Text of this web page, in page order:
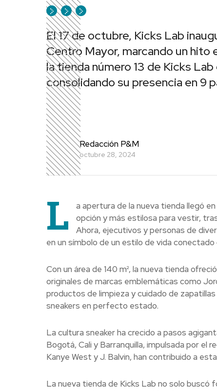
El 17 de octubre, Kicks Lab
Centro Mayor, marcando un
la tienda número 13 de Kicks
consolidando su presencia en 9
Redacción P&M
octubre 28, 2024
L
a apertura de la nueva tienda llegó
opción y más estilosa para vestir,
Ahora, ejecutivos y personas de
en un símbolo de un estilo de vida
Con un área de 140 m², la nueva tienda
originales de marcas emblemáticas como
productos de limpieza y cuidado de
sneakers en perfecto estado.
La cultura sneaker ha crecido a pasos
Bogotá, Cali y Barranquilla, impulsada por el
Kanye West y J. Balvin, han contribuido a
La nueva tienda de Kicks Lab no solo